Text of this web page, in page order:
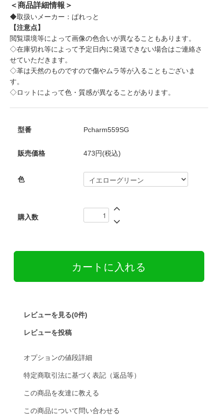
＜商品詳細情報＞
◆取扱いメーカー：ぱれっと
【注意点】
閲覧環境等によって画像の色合いが異なることもあります。
◇在庫切れ等によって予定日内に発送できない場合はご連絡さ
せていただきます。
◇革は天然のものですので傷やムラ等が入ることもございま
す。
◇ロットによって色・質感が異なることがあります。
型番 Pcharm559SG
販売価格 473円(税込)
色
購入数
レビューを見る(0件)
レビューを投稿
オプションの値段詳細
特定商取引法に基づく表記（返品等）
この商品を友達に教える
この商品について問い合わせる